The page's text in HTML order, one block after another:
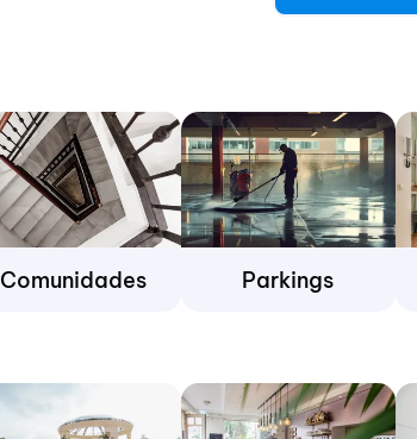
Comunidades Parkings